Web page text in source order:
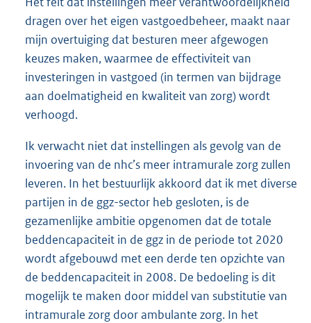
dragen over het eigen vastgoedbeheer, maakt naar
mijn overtuiging dat besturen meer afgewogen
keuzes maken, waarmee de effectiviteit van
investeringen in vastgoed (in termen van bijdrage
aan doelmatigheid en kwaliteit van zorg) wordt
verhoogd.
Ik verwacht niet dat instellingen als gevolg van de
invoering van de nhc’s meer intramurale zorg zullen
leveren. In het bestuurlijk akkoord dat ik met diverse
partijen in de ggz-sector heb gesloten, is de
gezamenlijke ambitie opgenomen dat de totale
beddencapaciteit in de ggz in de periode tot 2020
wordt afgebouwd met een derde ten opzichte van
de beddencapaciteit in 2008. De bedoeling is dit
mogelijk te maken door middel van substitutie van
intramurale zorg door ambulante zorg. In het